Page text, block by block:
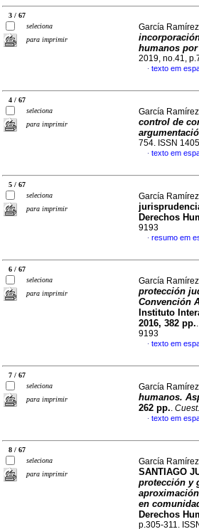
3 / 67
seleciona
para imprimir
García
humanos
2019, no.41,
· texto em
4 / 67
seleciona
para imprimir
García
control de
754. ISSN
· texto em
5 / 67
seleciona
para imprimir
García
Derechos
9193
· resumo em
6 / 67
seleciona
para imprimir
García
protección
Convención
Instituto
2016, 382 pp..
9193
· texto em
7 / 67
seleciona
para imprimir
García
humanos.
262 pp..
· texto em
8 / 67
seleciona
para imprimir
García
SANTIAGO
protección y
en
Derechos
p.305-311.